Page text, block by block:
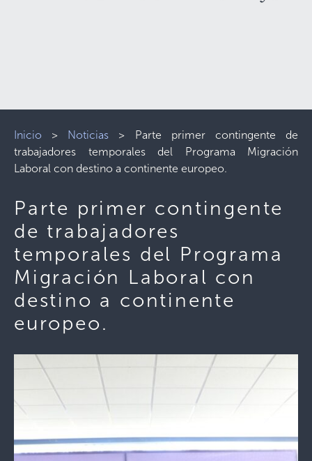
Inicio > Noticias > Parte primer contingente de
trabajadores temporales del Programa Migración
Laboral con destino a continente europeo.
Parte primer contingente
de trabajadores
temporales del Programa
Migración Laboral con
destino a continente
europeo.